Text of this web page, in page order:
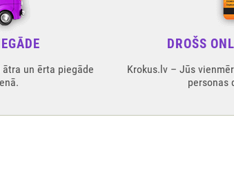
un ērta piegāde
DROŠS
Krokus.lv – Jūs
personas